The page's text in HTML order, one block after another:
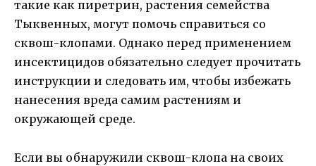
такие как пиретрин, растения семейства
Тыквенных, могут помочь справиться со
сквош-клопами. Однако перед применением
инсектицидов обязательно следует прочитать
инструкции и следовать им, чтобы избежать
нанесения вреда самим растениям и
окружающей среде.
Если вы обнаружили сквош-клопа на своих